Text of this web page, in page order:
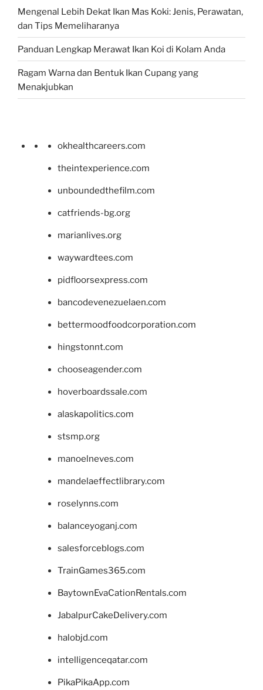
Mengenal Lebih Dekat Ikan Mas Koki: Jenis, Perawatan,
dan Tips Memeliharanya
Panduan Lengkap Merawat Ikan Koi di Kolam Anda
Ragam Warna dan Bentuk Ikan Cupang yang
Menakjubkan
okhealthcareers.com
theintexperience.com
unboundedthefilm.com
catfriends-bg.org
marianlives.org
waywardtees.com
pidfloorsexpress.com
bancodevenezuelaen.com
bettermoodfoodcorporation.com
hingstonnt.com
chooseagender.com
hoverboardssale.com
alaskapolitics.com
stsmp.org
manoelneves.com
mandelaeffectlibrary.com
roselynns.com
balanceyoganj.com
salesforceblogs.com
TrainGames365.com
BaytownEvaCationRentals.com
JabalpurCakeDelivery.com
halobjd.com
intelligenceqatar.com
PikaPikaApp.com